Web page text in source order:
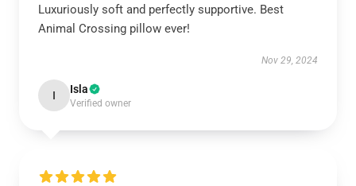
Luxuriously soft and perfectly supportive. Best
Animal Crossing pillow ever!
Nov 29, 2024
I Isla
Verified owner